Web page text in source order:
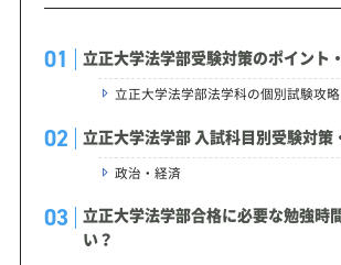
立正大学法学部受験対策のポイント
立正大学法学部法学科の個別試験攻略
立正大学法学部 入試科目別受験対策
政治・経済
立正大学法学部合格に必要な勉強時
い？